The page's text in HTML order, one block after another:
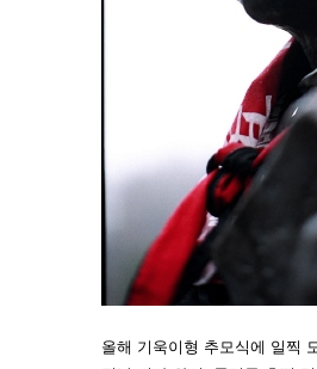
올해 기욱이형 추모식에 일찍